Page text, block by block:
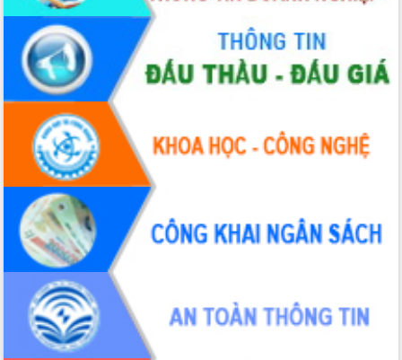
Phó Bí thư Tỉnh ủy Đắk Lắk Đỗ Hữu Huy giữ chức
Bí thư Đảng ủy Ủy Ban Nhân dân tỉnh
Bệnh án điện tử thúc đẩy chuyển đổi số y tế tại
Đắk Lắk
Chuyển đổi số thư viện: Mở rộng không gian tri
thức trong thời đại số
Đánh giá, rút kinh nghiệm công tác tổ chức diễn
tập trước ngày bầu cử
Chương trình “Gặp gỡ hữu nghị – Friendship
Meeting New Year 2026”
Bầu cử Quốc hội và HĐND: Cử tri Đắk Lắk gửi
gắm niềm tin, kỳ vọng vào lá phiếu
Đắk Lắk sẵn sàng các điều kiện cho Ngày hội bầu
cử đại biểu Quốc hội khóa XVI và HĐND các cấp
nhiệm kỳ 2026-2031
Đảm bảo cuộc bầu cử đại biểu Quốc hội và đại
biểu HĐND các cấp diễn ra an toàn, hiệu quả,
đúng quy định